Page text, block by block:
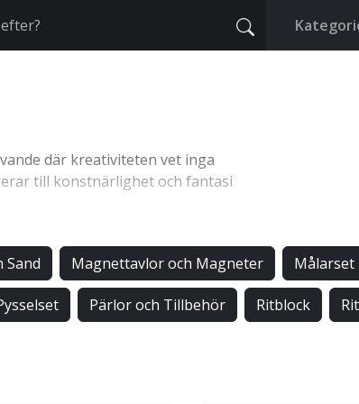
där kreativiteten vet inga
till konstnärlighet och fantasi
av pysselmaterial. Från
– här finns allt som behövs för att
också en utmärkt aktivitet för att
Sand Magnettavlor och Magneter Målarset
Pärlor och Tillbehör Ritblock